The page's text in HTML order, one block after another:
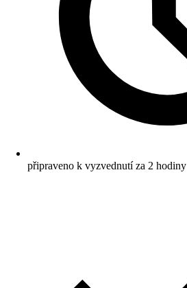
připraveno k vyzvednutí za 2 hodiny